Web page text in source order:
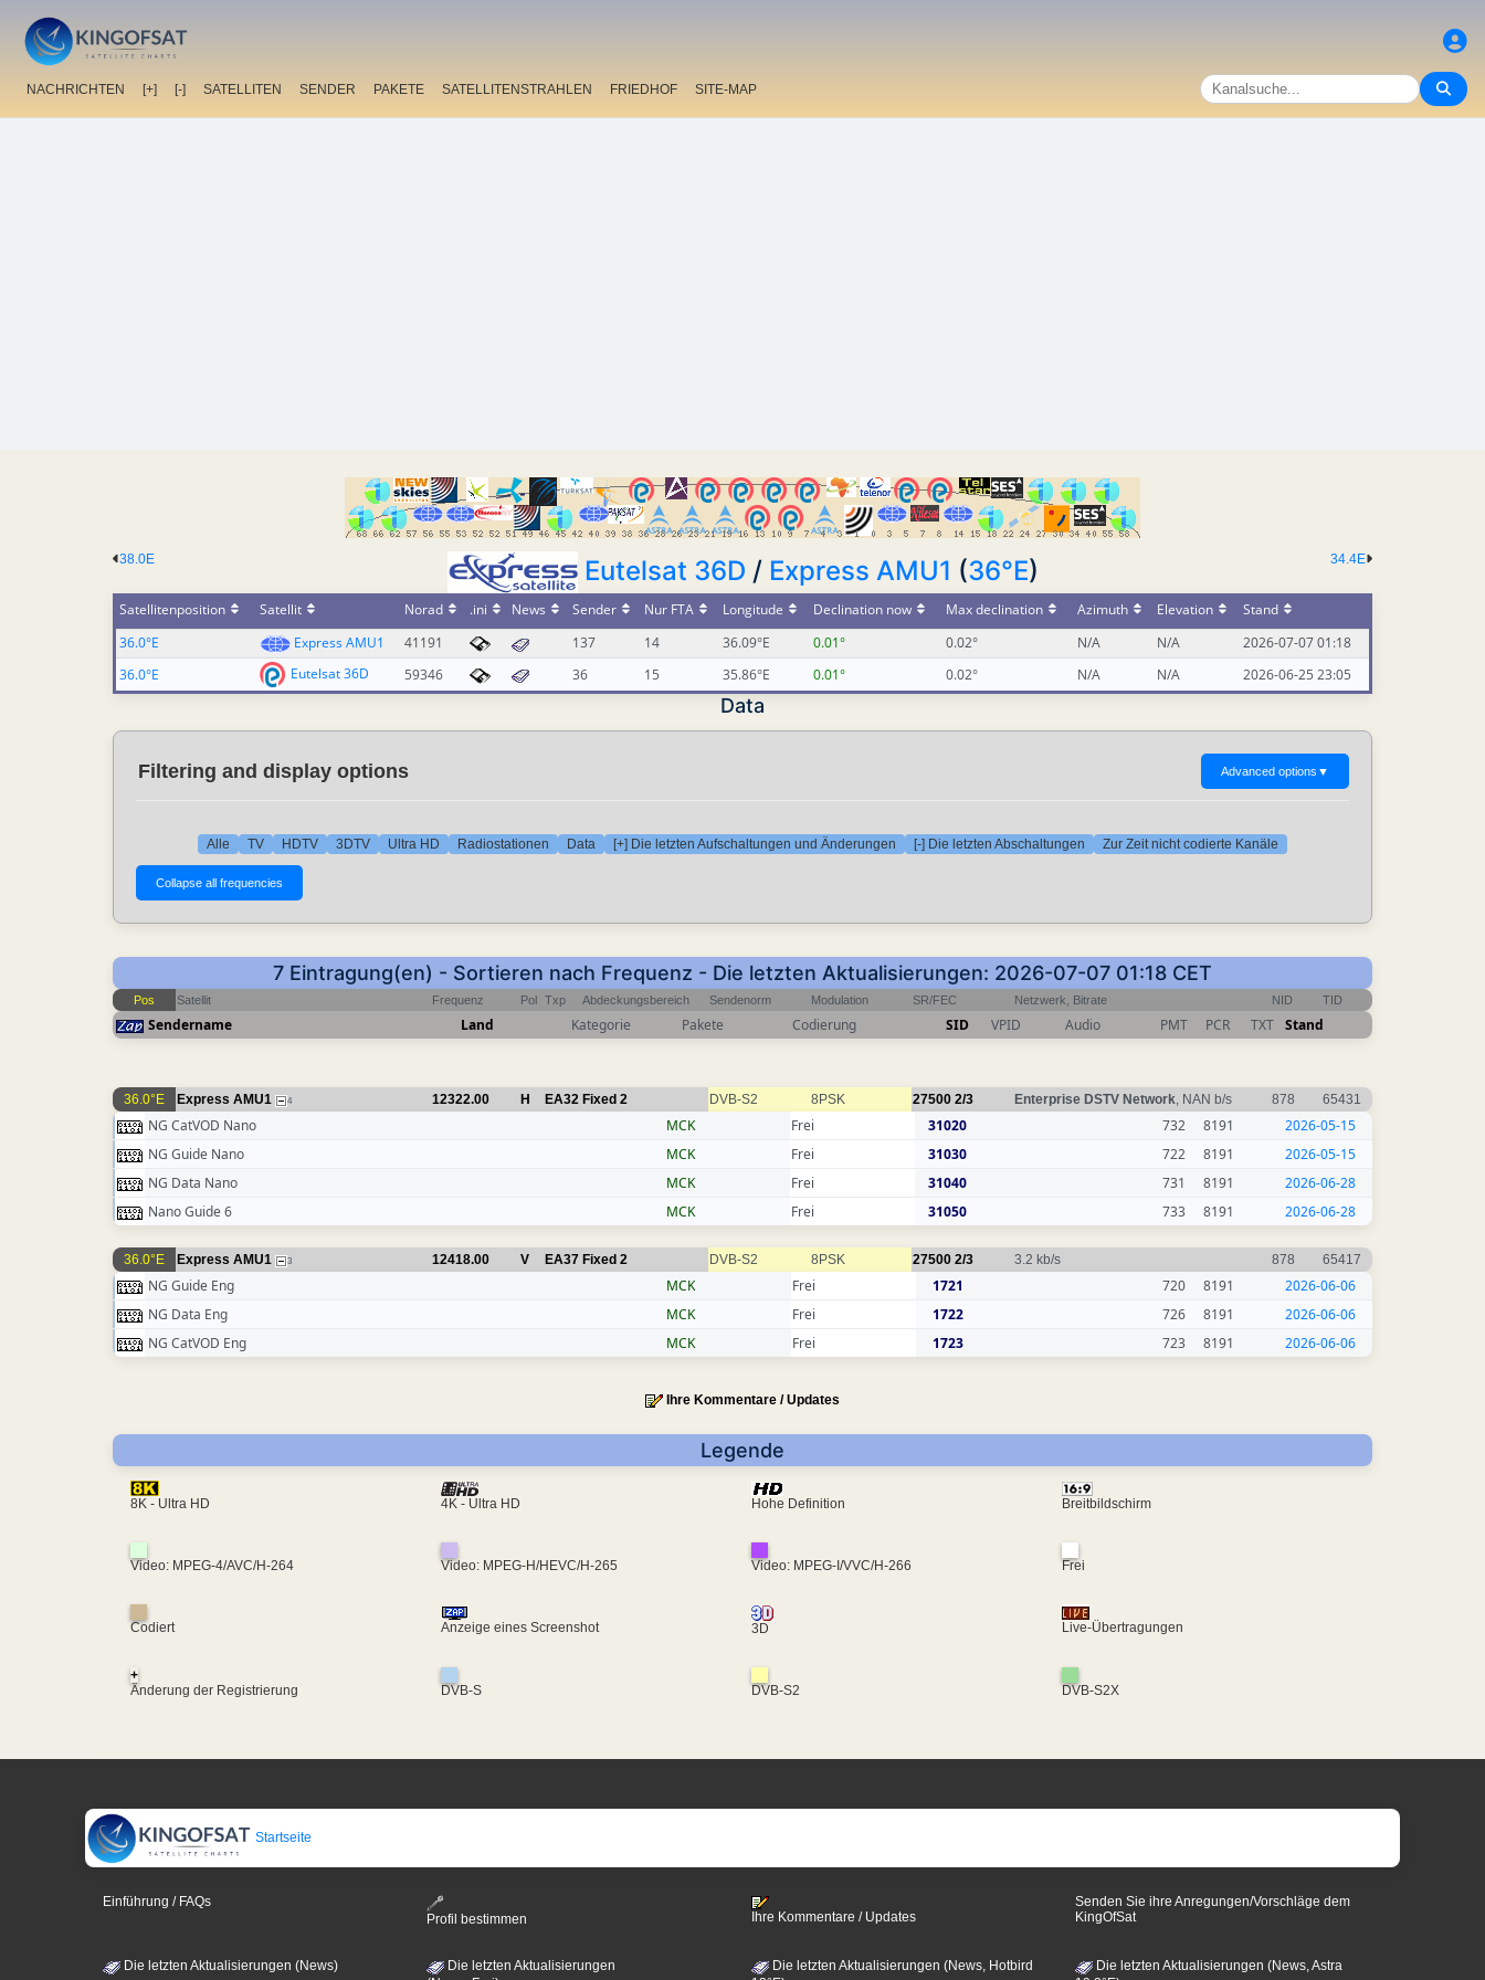
NACHRICHTEN [+] [-] SATELLITEN SENDER PAKETE SATELLITENSTRAHLEN FRIEDHOF SITE-MAP
34.4E
38.0E Eutelsat 36D / Express AMU1 (36°E)
Satellitenposition Satellit Norad .ini News Sender Nur FTA Longitude Declination now Max declination Azimuth Elevation
Stand
36.0°E
Express AMU1 41191 137 14 36.09°E 0.01° 0.02° N/A N/A
2026-07-07 01:18
36.0°E
Eutelsat 36D 59346 36 15 35.86°E 0.01° 0.02° N/A N/A 2026-06-25 23:05
Data
Filtering and display options Advanced options ▼
Alle TV HDTV 3DTV Ultra HD Radiostationen Data [+] Die letzten Aufschaltungen und Änderungen [-] Die letzten Abschaltungen Zur Zeit nicht codierte Kanäle
7 Eintragung(en) - Sortieren nach Frequenz - Die letzten Aktualisierungen: 2026-07-07 01:18 CET
Pos Satellit Frequenz Pol Txp Abdeckungsbereich Sendenorm Modulation SR/FEC Netzwerk, Bitrate NID TID
Sendername Land Kategorie Pakete Codierung SID VPID Audio PMT PCR TXT Stand
36.0°E Express AMU1 4 12322.00 H EA32 Fixed 2 DVB-S2 8PSK 27500 2/3 Enterprise DSTV Network, NAN b/s 878 65431
NG CatVOD Nano MCK Frei 31020 732 8191
2026-05-15
NG Guide Nano
MCK Frei 31030 722 8191
2026-05-15
NG Data Nano
MCK Frei 31040 731 8191
2026-06-28
Nano Guide 6
MCK Frei 31050 733 8191 2026-06-28
36.0°E Express AMU1 3 12418.00 V EA37 Fixed 2 DVB-S2 8PSK 27500 2/3 3.2 kb/s 878 65417
NG Guide Eng MCK Frei 1721 720 8191
2026-06-06
NG Data Eng
MCK Frei 1722 726 8191
2026-06-06
NG CatVOD Eng
MCK Frei 1723 723 8191 2026-06-06
Ihre Kommentare / Updates
Legende
8K - Ultra HD 4K - Ultra HD Hohe Definition Breitbildschirm
Video: MPEG-4/AVC/H-264 Video: MPEG-H/HEVC/H-265 Video: MPEG-I/VVC/H-266 Frei
Codiert Anzeige eines Screenshot 3D Live-Übertragungen
+
Änderung der Registrierung
DVB-S DVB-S2 DVB-S2X
Startseite
Einführung / FAQs
Profil bestimmen
Ihre Kommentare / Updates
Senden Sie ihre Anregungen/Vorschläge dem
KingOfSat
Die letzten Aktualisierungen (News)
Die letzten Aktualisierungen
Die letzten Aktualisierungen (News, Hotbird
Die letzten Aktualisierungen (News, Astra